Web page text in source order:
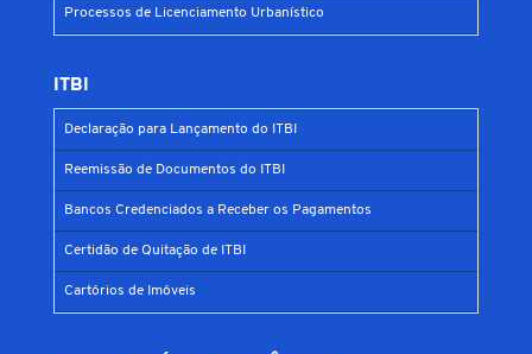
Processos de Licenciamento Urbanístico
ITBI
Declaração para Lançamento do ITBI
Reemissão de Documentos do ITBI
Bancos Credenciados a Receber os Pagamentos
Certidão de Quitação de ITBI
Cartórios de Imóveis